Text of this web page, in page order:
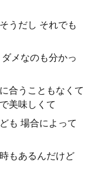
うだし それでも
メなのも分かっ
合うこともなくて
美味しくて
も 場合によって
もあるんだけど